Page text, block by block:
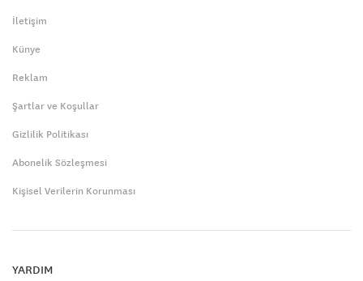
İletişim
Künye
Reklam
Şartlar ve Koşullar
Gizlilik Politikası
Abonelik Sözleşmesi
Kişisel Verilerin Korunması
YARDIM